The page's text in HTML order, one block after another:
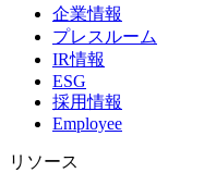
企業情報
プレスルーム
IR情報
ESG
採用情報
Employee
リソース